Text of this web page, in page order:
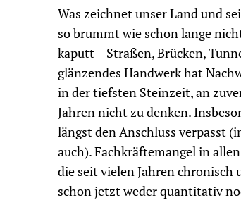
Was zeichnet unser Land und
so brummt wie schon lange
kaputt – Straßen, Brücken,
glänzendes Handwerk hat
in der tiefsten Steinzeit, an
Jahren nicht zu denken.
längst den Anschluss verpasst
auch). Fachkräftemangel in
die seit vielen Jahren
schon jetzt weder quantitativ